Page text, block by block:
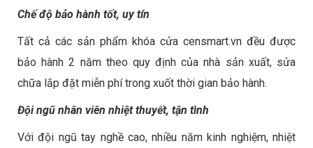
Chế độ bảo hành tốt, uy tín
Tất cả các sản phẩm khóa cửa censmart.vn đều được
bảo hành 2 năm theo quy định của nhà sản xuất, sửa
chữa lắp đặt miễn phí trong xuốt thời gian bảo hành.
Đội ngũ nhân viên nhiệt thuyết, tận tình
Với đội ngũ tay nghề cao, nhiều năm kinh nghiệm, nhiệt